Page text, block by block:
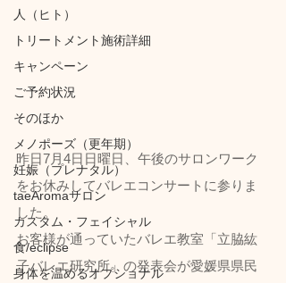
人（ヒト）
トリートメント施術詳細
キャンペーン
ご予約状況
そのほか
メノポーズ（更年期）
妊娠（プレナタル）
taeAromaサロン
カスタム・フェイシャル
食/eclipse
身体を温めるオプショナル
昨日7月4日日曜日、午後のサロンワーク
をお休みしてバレエコンサートに参りま
した。
お客様が通っていたバレエ教室「立脇紘
子バレエ研究所」の発表会が愛媛県県民